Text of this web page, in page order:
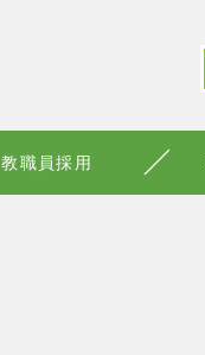
教職員採用